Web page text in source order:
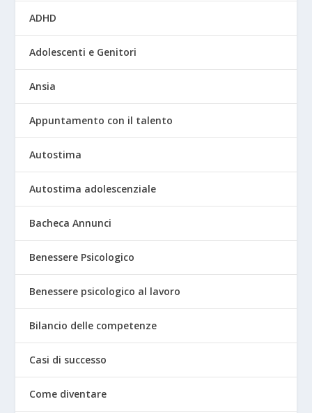
ADHD
Adolescenti e Genitori
Ansia
Appuntamento con il talento
Autostima
Autostima adolescenziale
Bacheca Annunci
Benessere Psicologico
Benessere psicologico al lavoro
Bilancio delle competenze
Casi di successo
Come diventare